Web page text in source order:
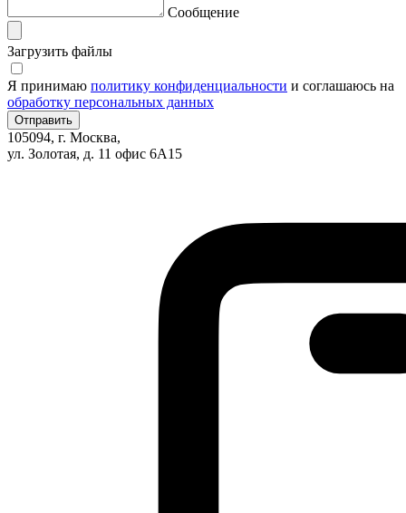
Сообщение
Загрузить файлы
Я принимаю политику конфиденциальности и соглашаюсь на
обработку персональных данных
105094, г. Москва,
ул. Золотая, д. 11 офис 6А15